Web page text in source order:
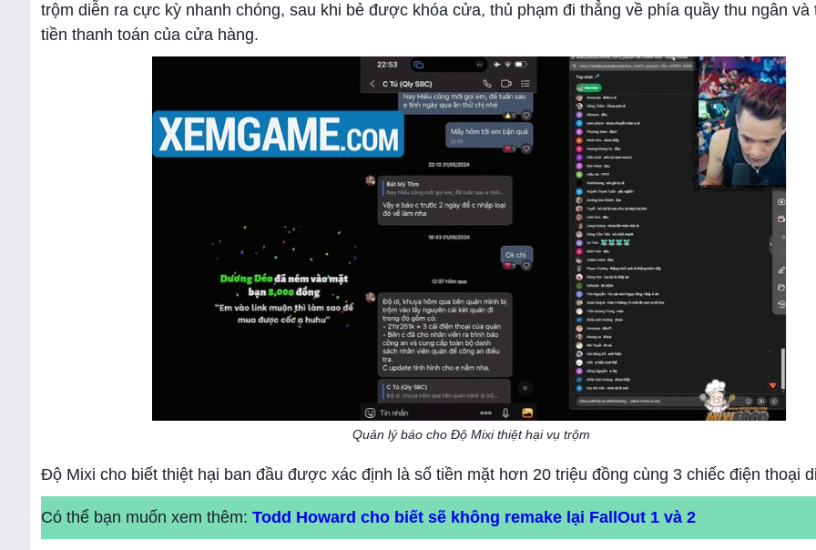
trộm diễn ra cực kỳ nhanh chóng, sau khi bẻ được khóa cửa, thủ phạm đi thẳng về phía quầy thu ngân và
tiền thanh toán của cửa hàng.
Quản lý báo cho Độ Mixi thiệt hại vụ trộm
Độ Mixi cho biết thiệt hại ban đầu được xác định là số tiền mặt hơn 20 triệu đồng cùng 3 chiếc điện thoại
Có thể bạn muốn xem thêm: Todd Howard cho biết sẽ không remake lại FallOut 1 và 2